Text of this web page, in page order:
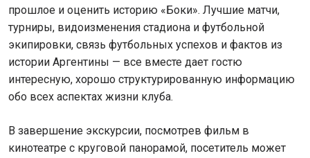
прошлое и оценить историю «Боки». Лучшие матчи,
турниры, видоизменения стадиона и футбольной
экипировки, связь футбольных успехов и фактов из
истории Аргентины — все вместе дает гостю
интересную, хорошо структурированную информацию
обо всех аспектах жизни клуба.
В завершение экскурсии, посмотрев фильм в
кинотеатре с круговой панорамой, посетитель может